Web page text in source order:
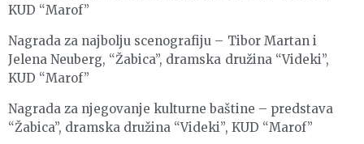
KUD “Marof”
Nagrada za najbolju scenografiju – Tibor Martan i
Jelena Neuberg, “Žabica”, dramska družina “Videki”,
KUD “Marof”
Nagrada za njegovanje kulturne baštine – predstava
“Žabica”, dramska družina “Videki”, KUD “Marof”